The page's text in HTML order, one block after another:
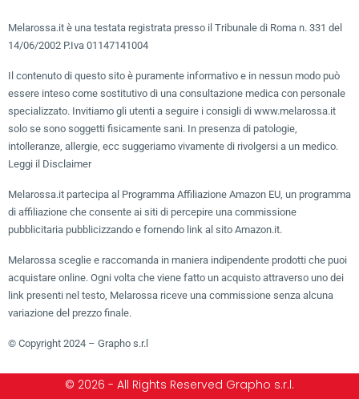
Melarossa.it è una testata registrata presso il Tribunale di Roma n. 331 del
14/06/2002 P.Iva 01147141004
Il contenuto di questo sito è puramente informativo e in nessun modo può
essere inteso come sostitutivo di una consultazione medica con personale
specializzato. Invitiamo gli utenti a seguire i consigli di www.melarossa.it
solo se sono soggetti fisicamente sani. In presenza di patologie,
intolleranze, allergie, ecc suggeriamo vivamente di rivolgersi a un medico.
Leggi il Disclaimer
Melarossa.it partecipa al Programma Affiliazione Amazon EU, un programma
di affiliazione che consente ai siti di percepire una commissione
pubblicitaria pubblicizzando e fornendo link al sito Amazon.it.
Melarossa sceglie e raccomanda in maniera indipendente prodotti che puoi
acquistare online. Ogni volta che viene fatto un acquisto attraverso uno dei
link presenti nel testo, Melarossa riceve una commissione senza alcuna
variazione del prezzo finale.
© Copyright 2024 – Grapho s.r.l
© 2026 - All Rights Reserved Grapho s.r.l.